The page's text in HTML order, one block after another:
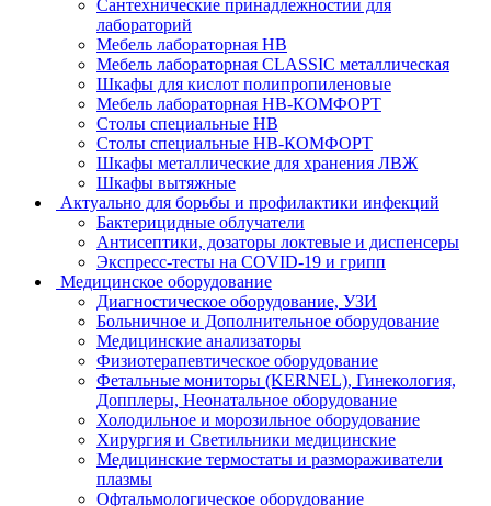
Сантехнические принадлежностии для
лабораторий
Мебель лабораторная НВ
Мебель лабораторная CLASSIC металлическая
Шкафы для кислот полипропиленовые
Мебель лабораторная НВ-КОМФОРТ
Столы специальные НВ
Столы специальные НВ-КОМФОРТ
Шкафы металлические для хранения ЛВЖ
Шкафы вытяжные
Актуально для борьбы и профилактики инфекций
Бактерицидные облучатели
Антисептики, дозаторы локтевые и диспенсеры
Экспресс-тесты на COVID-19 и грипп
Медицинское оборудование
Диагностическое оборудование, УЗИ
Больничное и Дополнительное оборудование
Медицинские анализаторы
Физиотерапевтическое оборудование
Фетальные мониторы (KERNEL), Гинекология,
Допплеры, Неонатальное оборудование
Холодильное и морозильное оборудование
Хирургия и Светильники медицинские
Медицинские термостаты и размораживатели
плазмы
Офтальмологическое оборудование